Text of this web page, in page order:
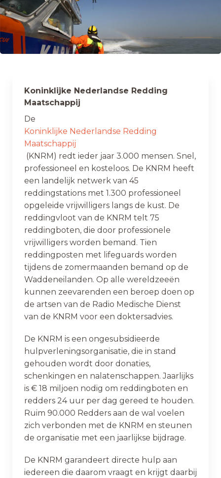
Koninklijke Nederlandse Redding
Maatschappij
De
Koninklijke Nederlandse Redding
Maatschappij
(KNRM) redt ieder jaar 3.000 mensen. Snel,
professioneel en kosteloos. De KNRM heeft
een landelijk netwerk van 45
reddingstations met 1.300 professioneel
opgeleide vrijwilligers langs de kust. De
reddingvloot van de KNRM telt 75
reddingboten, die door professionele
vrijwilligers worden bemand. Tien
reddingposten met lifeguards worden
tijdens de zomermaanden bemand op de
Waddeneilanden. Op alle wereldzeeën
kunnen zeevarenden een beroep doen op
de artsen van de Radio Medische Dienst
van de KNRM voor een doktersadvies.
De KNRM is een ongesubsidieerde
hulpverleningsorganisatie, die in stand
gehouden wordt door donaties,
schenkingen en nalatenschappen. Jaarlijks
is € 18 miljoen nodig om reddingboten en
redders 24 uur per dag gereed te houden.
Ruim 90.000 Redders aan de wal voelen
zich verbonden met de KNRM en steunen
de organisatie met een jaarlijkse bijdrage.
De KNRM garandeert directe hulp aan
iedereen die daarom vraagt en krijgt daarbij